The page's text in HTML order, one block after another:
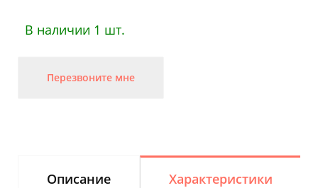
В наличии 1 шт.
Перезвоните мне
Описание Характеристики